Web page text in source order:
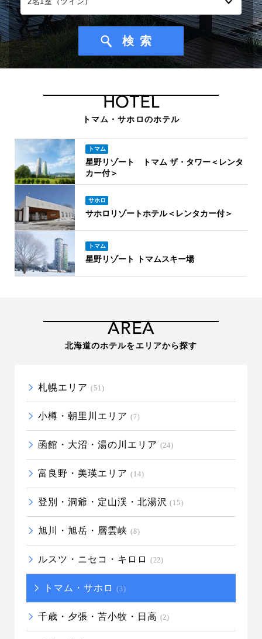
HOTEL
トマム・サホロのホテル
トマム
星野リゾート トマム ザ・タワー＜レンタ
カー付＞
サホロ
サホロリゾートホテル＜レンタカー付＞
トマム
星野リゾート トマムスキー場
AREA
北海道のホテルをエリアから探す
札幌エリア (51)
小樽・朝里川エリア (7)
函館・大沼・湯の川エリア (24)
富良野・美瑛エリア (14)
登別・洞爺・定山渓・北湯沢 (15)
旭川・旭岳・層雲峡 (8)
ルスツ・ニセコ・キロロ (22)
トマム・サホロ (3)
千歳・夕張・苫小牧・日高 (2)